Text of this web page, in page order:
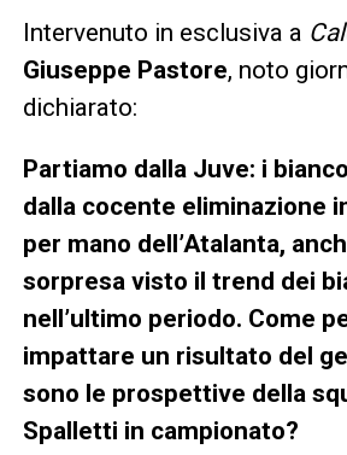
Intervenuto in esclusiva a
Giuseppe Pastore, noto
dichiarato:
Partiamo dalla Juve: i
dalla cocente eliminazione
per mano dell’Atalanta,
sorpresa visto il trend dei
nell’ultimo periodo. Come
impattare un risultato del
sono le prospettive della
Spalletti in campionato?